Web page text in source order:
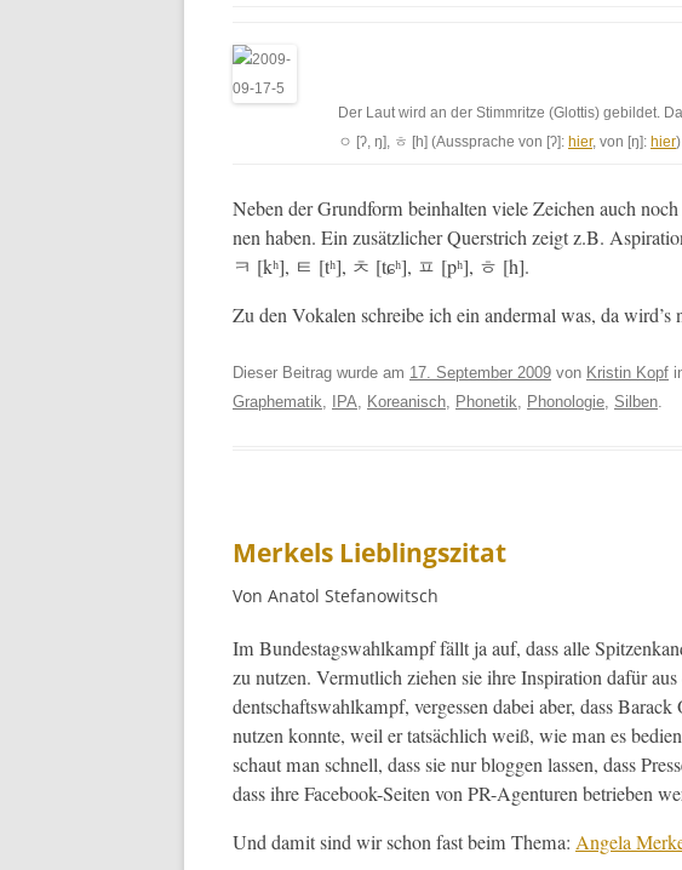
Der Laut wird an der Stimm­ritze (Glot­tis) gebildet.
ㅇ [ʔ, ŋ], ㅎ [h] (Aussprache von [ʔ]: hier, von [ŋ]: hier)
Neben der Grund­form bein­hal­ten viele Zeichen auch
nen haben. Ein zusät­zlich­er Quer­strich zeigt z.B.
ㅋ [kʰ], ㅌ [tʰ], ㅊ [tɕʰ], ㅍ [pʰ], ㅎ [h].
Zu den Vokalen schreibe ich ein ander­mal was, da wird’s
Dieser Beitrag wurde am 17. September 2009 von Kristin Kopf
Graphematik, IPA, Koreanisch, Phonetik, Phonologie, Silben.
Merkels Lieblingszitat
Von Anatol Stefanowitsch
Im Bun­destagswahlkampf fällt ja auf, dass alle
zu nutzen. Ver­mut­lich ziehen sie ihre Inspi­ra­tion dafür
dentschaftswahlkampf, vergessen dabei aber, dass
nutzen kon­nte, weil er tat­säch­lich weiß, wie man es
schaut man schnell, dass sie nur bloggen lassen, dass
dass ihre Face­book-Seit­en von PR-Agen­turen betrieben
Und damit sind wir schon fast beim The­ma: Angela